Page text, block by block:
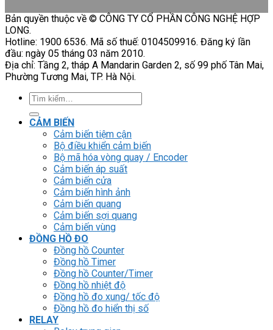
Bản quyền thuộc về © CÔNG TY CỔ PHẦN CÔNG NGHỆ HỢP
LONG.
Hotline: 1900 6536. Mã số thuế: 0104509916. Đăng ký lần
đầu: ngày 05 tháng 03 năm 2010.
Địa chỉ: Tầng 2, tháp A Mandarin Garden 2, số 99 phố Tân Mai,
Phường Tương Mai, TP. Hà Nội.
Tìm
CẢM BIẾN
Cảm biến tiệm cận
Bộ điều khiển cảm biến
Bộ mã hóa vòng quay / Encoder
Cảm biến áp suất
Cảm biến cửa
Cảm biến hình ảnh
Cảm biến quang
Cảm biến sợi quang
Cảm biến vùng
ĐỒNG HỒ ĐO
Đồng hồ Counter
Đồng hồ Timer
Đồng hồ Counter/Timer
Đồng hồ nhiệt độ
Đồng hồ đo xung/ tốc độ
Đồng hồ đo hiển thị số
RELAY